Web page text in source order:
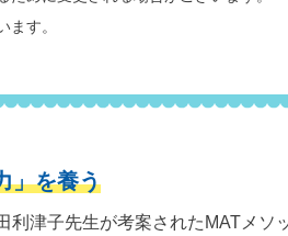
す。
」を養う
津子先生が考案されたMATメソ